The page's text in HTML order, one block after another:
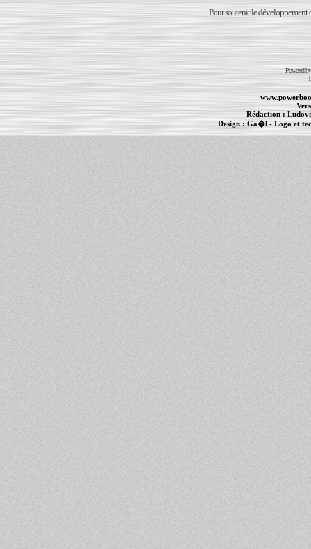
Pour soutenir le développement
Powered
Rédaction :
Design :Ga�l- Logo et
PowerBook